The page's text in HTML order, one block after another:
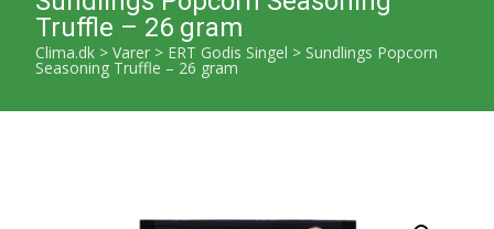
Truffle – 26 gram
Clima.dk > Varer > ERT Godis Singel > Sundlings Popcorn
Seasoning Truffle – 26 gram